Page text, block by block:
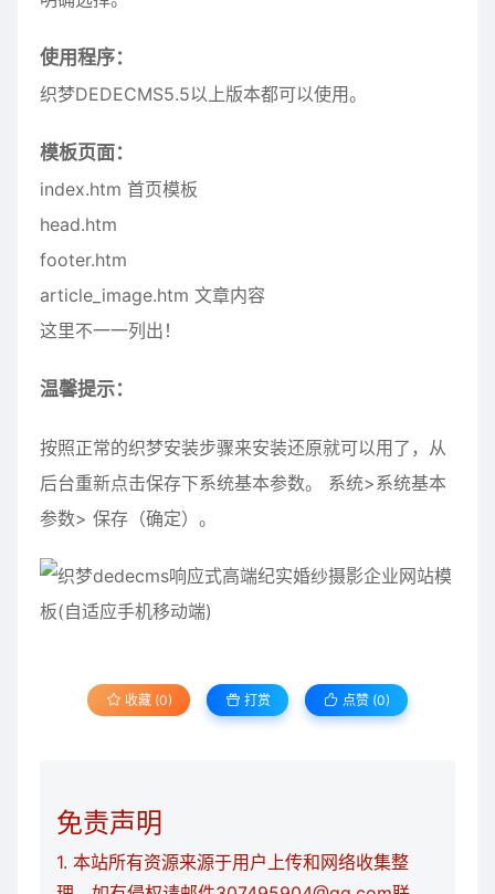
使用程序：
织梦DEDECMS5.5以上版本都可以使用。
模板页面：
index.htm 首页模板
head.htm
footer.htm
article_image.htm 文章内容
这里不一一列出！
温馨提示：
按照正常的织梦安装步骤来安装还原就可以用了，从
后台重新点击保存下系统基本参数。 系统>系统基本
参数> 保存（确定）。
收藏 (0) 打赏 点赞 (0)
免责声明
1. 本站所有资源来源于用户上传和网络收集整